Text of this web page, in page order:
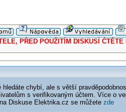
PŘED POUŽITÍM DISKUSÍ ČTĚTE
hledáte chybí, ale s větší
s verifikovaným účtem. Více o
Diskuse Elektrika.cz se můžete zde